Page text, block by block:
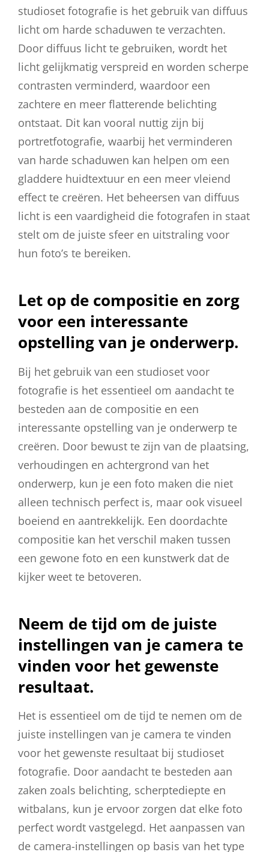
studioset fotografie is het gebruik van diffuus
licht om harde schaduwen te verzachten.
Door diffuus licht te gebruiken, wordt het
licht gelijkmatig verspreid en worden scherpe
contrasten verminderd, waardoor een
zachtere en meer flatterende belichting
ontstaat. Dit kan vooral nuttig zijn bij
portretfotografie, waarbij het verminderen
van harde schaduwen kan helpen om een ​​
gladdere huidtextuur en een meer vleiend
effect te creëren. Het beheersen van diffuus
licht is een vaardigheid die fotografen in staat
stelt om de juiste sfeer en uitstraling voor
hun foto’s te bereiken.
Let op de compositie en zorg
voor een interessante
opstelling van je onderwerp.
Bij het gebruik van een studioset voor
fotografie is het essentieel om aandacht te
besteden aan de compositie en een
interessante opstelling van je onderwerp te
creëren. Door bewust te zijn van de plaatsing,
verhoudingen en achtergrond van het
onderwerp, kun je een foto maken die niet
alleen technisch perfect is, maar ook visueel
boeiend en aantrekkelijk. Een doordachte
compositie kan het verschil maken tussen
een gewone foto en een kunstwerk dat de
kijker weet te betoveren.
Neem de tijd om de juiste
instellingen van je camera te
vinden voor het gewenste
resultaat.
Het is essentieel om de tijd te nemen om de
juiste instellingen van je camera te vinden
voor het gewenste resultaat bij studioset
fotografie. Door aandacht te besteden aan
zaken zoals belichting, scherptediepte en
witbalans, kun je ervoor zorgen dat elke foto
perfect wordt vastgelegd. Het aanpassen van
de camera-instellingen op basis van het type